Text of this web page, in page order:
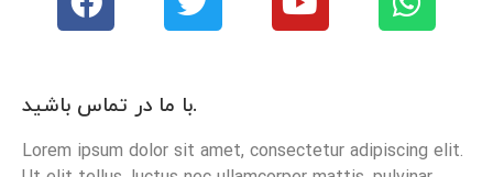
با ما در تماس باشید.
Lorem ipsum dolor sit amet, consectetur adipiscing elit.